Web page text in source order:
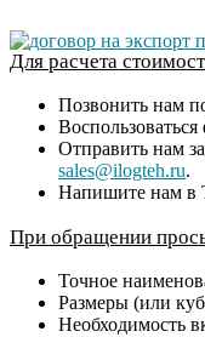
Для расчета
Позвонить нам
Отправить нам
sales@ilogteh.ru.
Напишите нам в
При обращении
Точное
Размеры (или
Необходимость